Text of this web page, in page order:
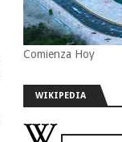
Comienza Hoy
WIKIPEDIA